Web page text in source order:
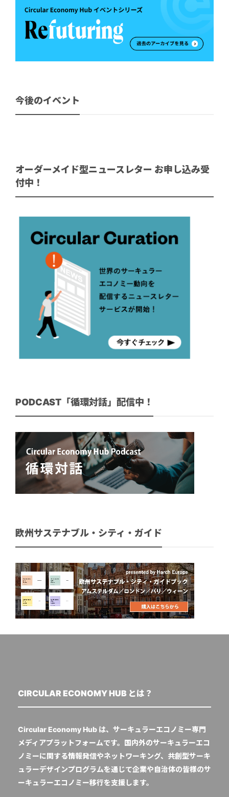
今後のイベント
オーダーメイド型ニュースレター お申し込み受
付中！
PODCAST「循環対話」配信中！
欧州サステナブル・シティ・ガイド
CIRCULAR ECONOMY HUB とは？
Circular Economy Hub は、サーキュラーエコノミー専門
メディアプラットフォームです。国内外のサーキュラーエコ
ノミーに関する情報発信やネットワーキング、共創型サーキ
ュラーデザインプログラムを通じて企業や自治体の皆様のサ
ーキュラーエコノミー移行を支援します。